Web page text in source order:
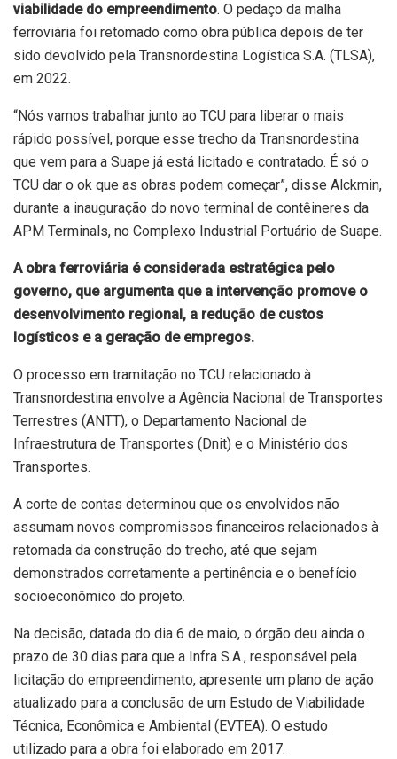
viabilidade do empreendimento. O pedaço da malha
ferroviária foi retomado como obra pública depois de ter
sido devolvido pela Transnordestina Logística S.A. (TLSA),
em 2022.
“Nós vamos trabalhar junto ao TCU para liberar o mais
rápido possível, porque esse trecho da Transnordestina
que vem para a Suape já está licitado e contratado. É só o
TCU dar o ok que as obras podem começar”, disse Alckmin,
durante a inauguração do novo terminal de contêineres da
APM Terminals, no Complexo Industrial Portuário de Suape.
A obra ferroviária é considerada estratégica pelo
governo, que argumenta que a intervenção promove o
desenvolvimento regional, a redução de custos
logísticos e a geração de empregos.
O processo em tramitação no TCU relacionado à
Transnordestina envolve a Agência Nacional de Transportes
Terrestres (ANTT), o Departamento Nacional de
Infraestrutura de Transportes (Dnit) e o Ministério dos
Transportes.
A corte de contas determinou que os envolvidos não
assumam novos compromissos financeiros relacionados à
retomada da construção do trecho, até que sejam
demonstrados corretamente a pertinência e o benefício
socioeconômico do projeto.
Na decisão, datada do dia 6 de maio, o órgão deu ainda o
prazo de 30 dias para que a Infra S.A., responsável pela
licitação do empreendimento, apresente um plano de ação
atualizado para a conclusão de um Estudo de Viabilidade
Técnica, Econômica e Ambiental (EVTEA). O estudo
utilizado para a obra foi elaborado em 2017.